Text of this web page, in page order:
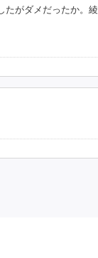
たがダメだったか。